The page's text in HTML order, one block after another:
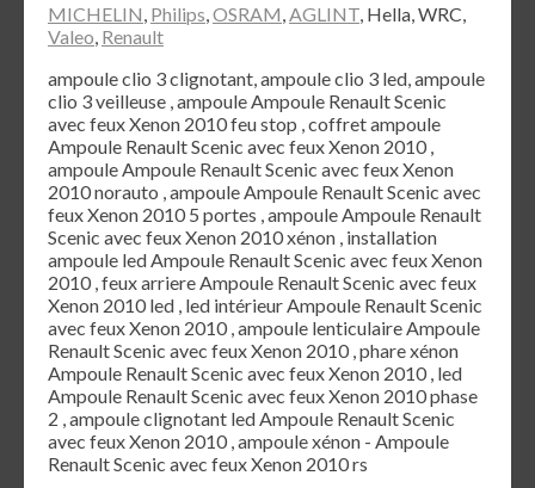
MICHELIN, Philips,OSRAM,AGLINT, Hella, WRC,
Valeo, Renault
ampoule clio 3 clignotant, ampoule clio 3 led, ampoule
clio 3 veilleuse , ampoule Ampoule Renault Scenic
avec feux Xenon 2010 feu stop , coffret ampoule
Ampoule Renault Scenic avec feux Xenon 2010 ,
ampoule Ampoule Renault Scenic avec feux Xenon
2010 norauto , ampoule Ampoule Renault Scenic avec
feux Xenon 2010 5 portes , ampoule Ampoule Renault
Scenic avec feux Xenon 2010 xénon , installation
ampoule led Ampoule Renault Scenic avec feux Xenon
2010 , feux arriere Ampoule Renault Scenic avec feux
Xenon 2010 led , led intérieur Ampoule Renault Scenic
avec feux Xenon 2010 , ampoule lenticulaire Ampoule
Renault Scenic avec feux Xenon 2010 , phare xénon
Ampoule Renault Scenic avec feux Xenon 2010 , led
Ampoule Renault Scenic avec feux Xenon 2010 phase
2 , ampoule clignotant led Ampoule Renault Scenic
avec feux Xenon 2010 , ampoule xénon - Ampoule
Renault Scenic avec feux Xenon 2010 rs